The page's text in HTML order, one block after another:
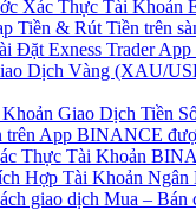
Xác Thực Tài Khoản
Tiền & Rút Tiền trên
Đặt Exness Trader
Dịch Vàng (XAU/
Giao Dịch Tiền
trên App BINANCE
Thực Tài Khoản
Hợp Tài Khoản Ngân
giao dịch Mua –